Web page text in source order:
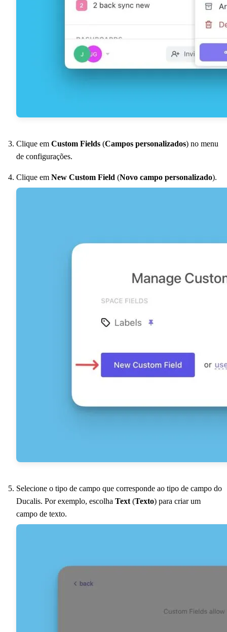
Clique em Custom Fields (Campos personalizados) no menu
de configurações.
Clique em New Custom Field (Novo campo personalizado).
Selecione o tipo de campo que corresponde ao tipo de campo do
Ducalis. Por exemplo, escolha Text (Texto) para criar um
campo de texto.